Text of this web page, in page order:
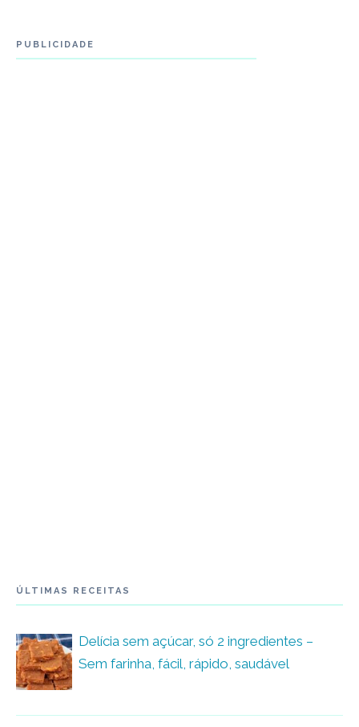
PUBLICIDADE
ÚLTIMAS RECEITAS
Delícia sem açúcar, só 2 ingredientes –
Sem farinha, fácil, rápido, saudável